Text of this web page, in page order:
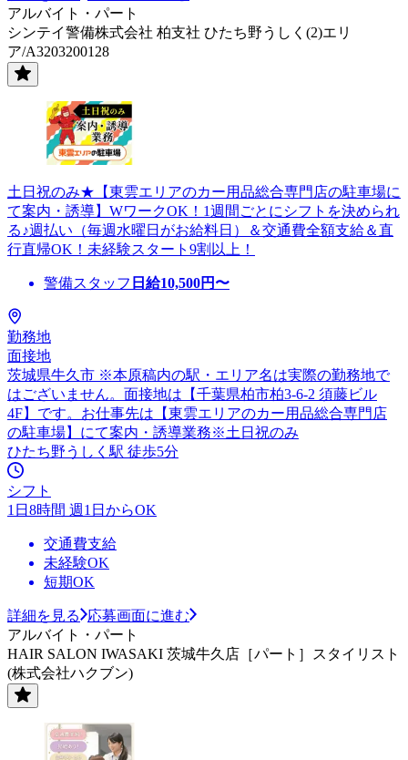
アルバイト・パート
シンテイ警備株式会社 柏支社 ひたち野うしく(2)エリ
ア/A3203200128
土日祝のみ★【東雲エリアのカー用品総合専門店の駐車場に
て案内・誘導】WワークOK！1週間ごとにシフトを決められ
る♪週払い（毎週水曜日がお給料日）＆交通費全額支給＆直
行直帰OK！未経験スタート9割以上！
警備スタッフ 日給10,500円〜
勤務地
面接地
茨城県牛久市 ※本原稿内の駅・エリア名は実際の勤務地で
はございません。面接地は【千葉県柏市柏3-6-2 須藤ビル
4F】です。お仕事先は【東雲エリアのカー用品総合専門店
の駐車場】にて案内・誘導業務※土日祝のみ
ひたち野うしく駅 徒歩5分
シフト
1日8時間 週1日からOK
交通費支給
未経験OK
短期OK
詳細を見る
応募画面に進む
アルバイト・パート
HAIR SALON IWASAKI 茨城牛久店［パート］スタイリスト
(株式会社ハクブン)